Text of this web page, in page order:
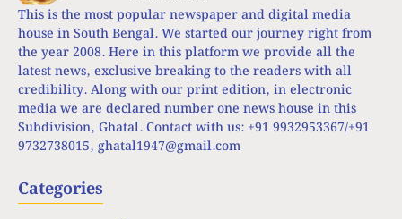
This is the most popular newspaper and digital media
house in South Bengal. We started our journey right from
the year 2008. Here in this platform we provide all the
latest news, exclusive breaking to the readers with all
credibility. Along with our print edition, in electronic
media we are declared number one news house in this
Subdivision, Ghatal. Contact with us: +91 9932953367/+91
9732738015, ghatal1947@gmail.com
Categories